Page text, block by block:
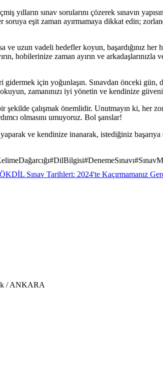
yılların sınav sorularını çözerek sınavın
eşit zaman ayırmamaya dikkat edin;
uzun vadeli hedefler koyun, başardığınız her
hobilerinize zaman ayırın ve
için yoğunlaşın. Sınavdan önceki gün,
zamanınızı iyi yönetin ve kendinize
şekilde çalışmak önemlidir. Unutmayın ki, her
olmasını umuyoruz. Bol şanslar!
ve kendinize inanarak, istediğiniz başarıya
#DilBilgisi#DenemeSınavı#
Sınav Tarihleri: 2024'te Kaçırmamanız
/ ANKARA